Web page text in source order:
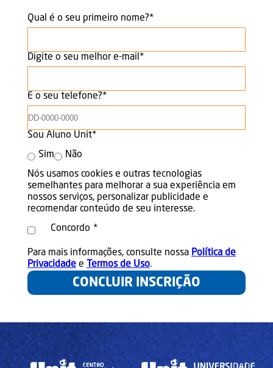
Qual é o seu primeiro nome?*
Digite o seu melhor e-mail*
E o seu telefone?*
Sou Aluno Unit*
Sim
Não
Nós usamos cookies e outras tecnologias
semelhantes para melhorar a sua experiência em
nossos serviços, personalizar publicidade e
recomendar conteúdo de seu interesse.
Concordo *
Para mais informações, consulte nossa Política de
Privacidadee Termos de Uso.